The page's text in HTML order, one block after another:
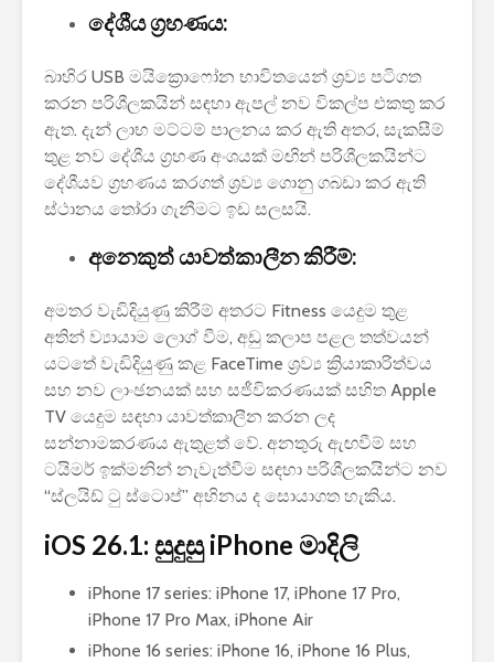
දේශීය ග්‍රහණය:
බාහිර USB මයික්‍රොෆෝන භාවිතයෙන් ශ්‍රව්‍ය පටිගත
කරන පරිශීලකයින් සඳහා ඇපල් නව විකල්ප එකතු කර
ඇත. දැන් ලාභ මට්ටම් පාලනය කර ඇති අතර, සැකසීම්
තුළ නව දේශීය ග්‍රහණ අංශයක් මඟින් පරිශීලකයින්ට
දේශීයව ග්‍රහණය කරගත් ශ්‍රව්‍ය ගොනු ගබඩා කර ඇති
ස්ථානය තෝරා ගැනීමට ඉඩ සලසයි.
අනෙකුත් යාවත්කාලීන කිරීම්:
අමතර වැඩිදියුණු කිරීම් අතරට Fitness යෙදුම තුළ
අතින් ව්‍යායාම ලොග් වීම, අඩු කලාප පළල තත්වයන්
යටතේ වැඩිදියුණු කළ FaceTime ශ්‍රව්‍ය ක්‍රියාකාරිත්වය
සහ නව ලාංඡනයක් සහ සජීවිකරණයක් සහිත Apple
TV යෙදුම සඳහා යාවත්කාලීන කරන ලද
සන්නාමකරණය ඇතුළත් වේ. අනතුරු ඇඟවීම් සහ
ටයිමර් ඉක්මනින් නැවැත්වීම සඳහා පරිශීලකයින්ට නව
“ස්ලයිඩ් ටු ස්ටොප්” අභිනය ද සොයාගත හැකිය.
iOS 26.1: සුදුසු iPhone මාදිලි
iPhone 17 series: iPhone 17, iPhone 17 Pro,
iPhone 17 Pro Max, iPhone Air
iPhone 16 series: iPhone 16, iPhone 16 Plus,